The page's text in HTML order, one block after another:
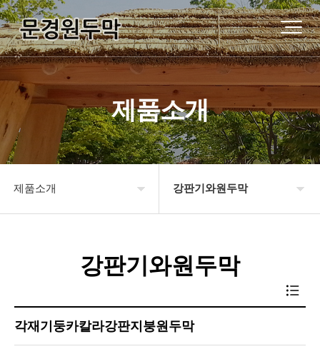
제품소개
제품소개
공장작업과정
강판기와원두막
강판기와원두막
너와지붕원두막
강판기와원두막
각재기둥카칼라강판지붕원두막